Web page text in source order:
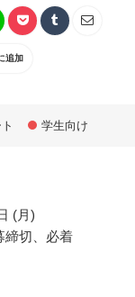
追加
学生向け
(月)
締切、必着